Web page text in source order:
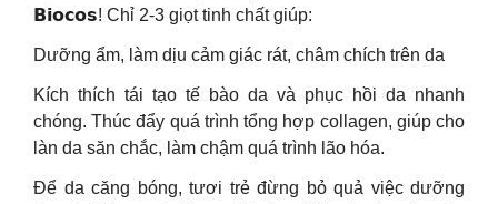
𝗕𝗶𝗼𝗰𝗼𝘀! Chỉ 2-3 giọt tinh chất giúp:
Dưỡng ẩm, làm dịu cảm giác rát, châm chích trên da
Kích thích tái tạo tế bào da và phục hồi da nhanh
chóng. Thúc đẩy quá trình tổng hợp collagen, giúp cho
làn da săn chắc, làm chậm quá trình lão hóa.
Để da căng bóng, tươi trẻ đừng bỏ quả việc dưỡng